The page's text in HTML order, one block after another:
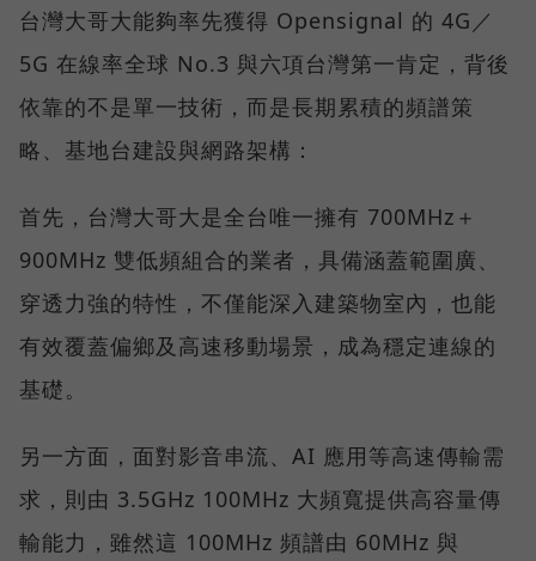
台灣大哥大能夠率先獲得 Opensignal 的 4G／
5G 在線率全球 No.3 與六項台灣第一肯定，背後
依靠的不是單一技術，而是長期累積的頻譜策
略、基地台建設與網路架構：
首先，台灣大哥大是全台唯一擁有 700MHz＋
900MHz 雙低頻組合的業者，具備涵蓋範圍廣、
穿透力強的特性，不僅能深入建築物室內，也能
有效覆蓋偏鄉及高速移動場景，成為穩定連線的
基礎。
另一方面，面對影音串流、AI 應用等高速傳輸需
求，則由 3.5GHz 100MHz 大頻寬提供高容量傳
輸能力，雖然這 100MHz 頻譜由 60MHz 與